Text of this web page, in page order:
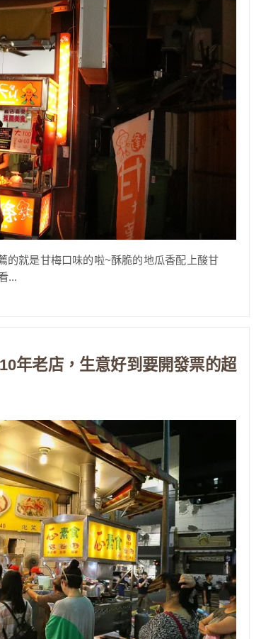
的就是甘梅口味的啦~酥脆的地瓜香配上酸甘
...
年老店，生意好到要開發票的超